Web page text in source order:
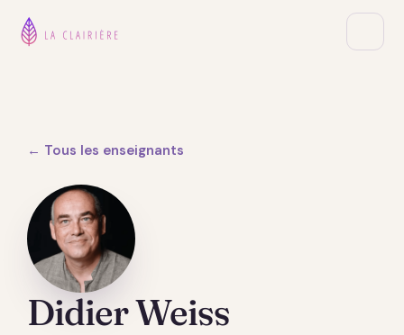
← Tous les enseignants
Didier Weiss